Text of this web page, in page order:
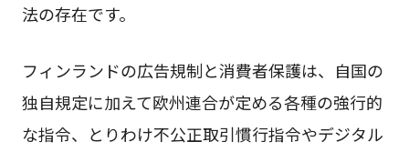
法の存在です。
フィンランドの広告規制と消費者保護は、自国の
独自規定に加えて欧州連合が定める各種の強行的
な指令、とりわけ不公正取引慣行指令やデジタル